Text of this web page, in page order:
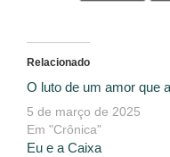
Relacionado
O luto de um amor que
5 de março de 2025
Em "Crônica"
Eu e a Caixa